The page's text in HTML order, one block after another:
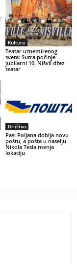
Kultura
Teatar uznemirenog
sveta: Sutra počinje
jubilarni 10. Nišvil džez
teatar
Društvo
Pasi Poljana dobija novu
poštu, a pošta u naselju
Nikola Tesla menja
lokaciju